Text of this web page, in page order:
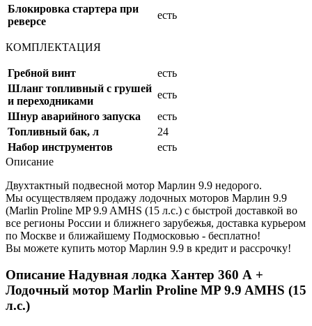
Блокировка стартера при
реверсе
есть
КОМПЛЕКТАЦИЯ
Гребной винт
есть
Шланг топливный с грушей
и переходниками
есть
Шнур аварийного запуска
есть
Топливный бак, л
24
Набор инструментов
есть
Описание
Двухтактный подвесной мотор Марлин 9.9 недорого.
Мы осуществляем продажу лодочных моторов Марлин 9.9
(Marlin Proline MP 9.9 AMHS (15 л.с.) с быстрой доставкой во
все регионы России и ближнего зарубежья, доставка курьером
по Москве и ближайшему Подмосковью - бесплатно!
Вы можете купить мотор Марлин 9.9 в кредит и рассрочку!
Описание Надувная лодка Хантер 360 А +
Лодочный мотор Marlin Proline MP 9.9 AMHS (15
л.с.)